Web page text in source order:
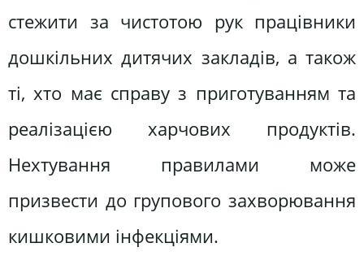
стежити за чистотою рук працівники
дошкільних дитячих закладів, а також
ті, хто має справу з приготуванням та
реалізацією харчових продуктів.
Нехтування правилами може
призвести до групового захворювання
кишковими інфекціями.